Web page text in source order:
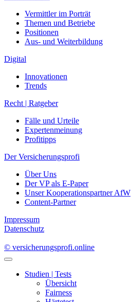
Vermittler im Porträt
Themen und Betriebe
Positionen
Aus- und Weiterbildung
Digital
Innovationen
Trends
Recht | Ratgeber
Fälle und Urteile
Expertenmeinung
Profitipps
Der Versicherungsprofi
Über Uns
Der VP als E-Paper
Unser Kooperationspartner AfW
Content-Partner
Impressum
Datenschutz
© versicherungsprofi.online
Studien | Tests
Übersicht
Fairness